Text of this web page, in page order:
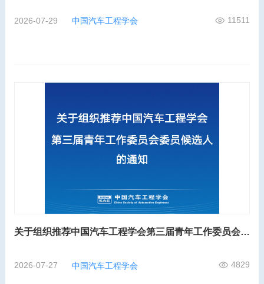
2026-07-29 中国汽车工程学会 11511
关于组织推荐中国汽车工程学会第三届青年工作委员会委员候选人的通知
2026-07-27 中国汽车工程学会 4829